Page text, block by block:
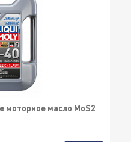
моторное масло MoS2